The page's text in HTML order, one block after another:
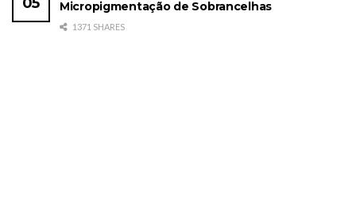
Micropigmentação de Sobrancelhas
1371 SHARES